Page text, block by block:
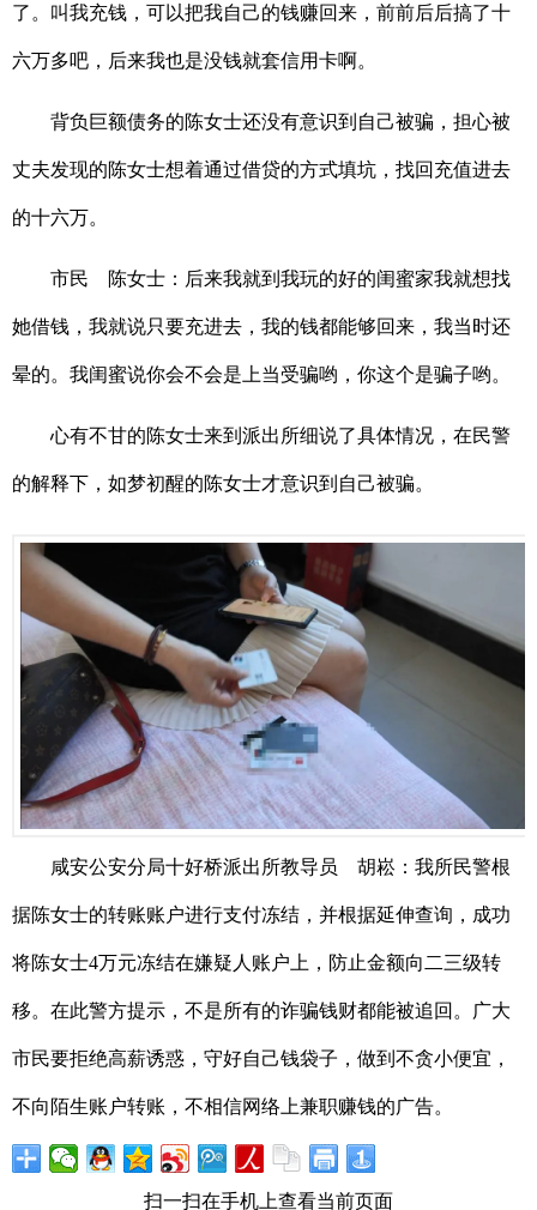
了。叫我充钱，可以把我自己的钱赚回来，前前后后搞了十
六万多吧，后来我也是没钱就套信用卡啊。
背负巨额债务的陈女士还没有意识到自己被骗，担心被
丈夫发现的陈女士想着通过借贷的方式填坑，找回充值进去
的十六万。
市民 陈女士：后来我就到我玩的好的闺蜜家我就想找
她借钱，我就说只要充进去，我的钱都能够回来，我当时还
晕的。我闺蜜说你会不会是上当受骗哟，你这个是骗子哟。
心有不甘的陈女士来到派出所细说了具体情况，在民警
的解释下，如梦初醒的陈女士才意识到自己被骗。
咸安公安分局十好桥派出所教导员 胡崧：我所民警根
据陈女士的转账账户进行支付冻结，并根据延伸查询，成功
将陈女士4万元冻结在嫌疑人账户上，防止金额向二三级转
移。在此警方提示，不是所有的诈骗钱财都能被追回。广大
市民要拒绝高薪诱惑，守好自己钱袋子，做到不贪小便宜，
不向陌生账户转账，不相信网络上兼职赚钱的广告。
扫一扫在手机上查看当前页面